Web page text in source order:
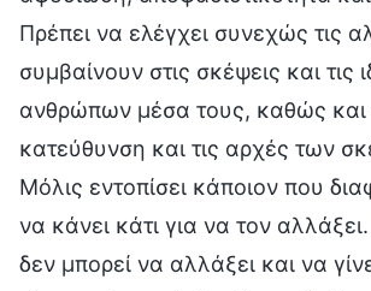
Πρέπει να ελέγχει συνεχώς τις
συμβαίνουν στις σκέψεις και τις
ανθρώπων μέσα τους, καθώς και
κατεύθυνση και τις αρχές των
Μόλις εντοπίσει κάποιον που
να κάνει κάτι για να τον
δεν μπορεί να αλλάξει και να